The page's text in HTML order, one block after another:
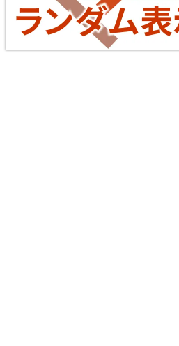
2026/07/04
東海道本線（米
台湾全島配線略図2025 臺灣鐵